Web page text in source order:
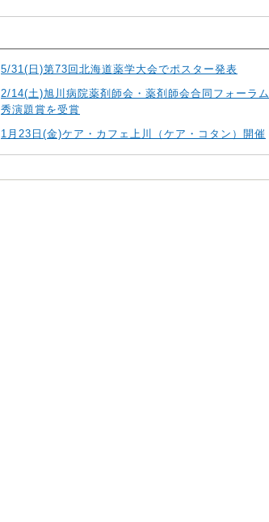
5/31(日)第73回北海道薬学大会でポスター発表
2/14(土)旭川病院薬剤師会・薬剤師会合同フォーラ
秀演題賞を受賞
1月23日(金)ケア・カフェ上川（ケア・コタン）開催